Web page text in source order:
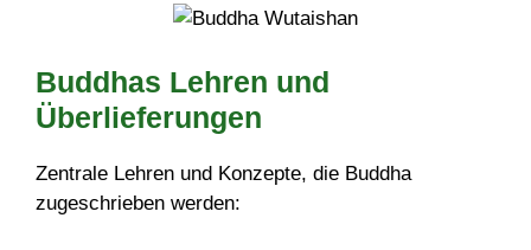
Buddhas Lehren und
Überlieferungen
Zentrale Lehren und Konzepte, die Buddha
zugeschrieben werden: